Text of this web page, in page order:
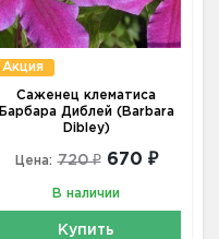
Акция
Саженец клематиса
Барбара Диблей (Barbara
Dibley)
Цена: 720 ₽ 670 ₽
В наличии
Купить